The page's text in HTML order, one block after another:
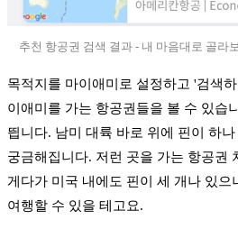
추천 항공권 검색 결과 - 내 마음대로 골라
목적지를 마이애미로 설정하고 '검색
이애미를 가는 항공권들을 볼 수 있습
띕니다. 남미 대륙 바로 위에 핀이 하
궁금해집니다. 저런 곳을 가는 항공권
게다가 미국 내에도 핀이 세 개나 있으
여행할 수 있을 테고요.